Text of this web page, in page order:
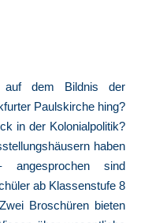
auf dem Bildnis der
Paulskirche hing?
in der Kolonialpolitik?
haben
sind
ab Klassenstufe 8
Broschüren bieten